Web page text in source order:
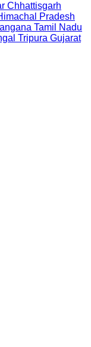
Chhattisgarh
Pradesh
Tamil Nadu
Tripura Gujarat